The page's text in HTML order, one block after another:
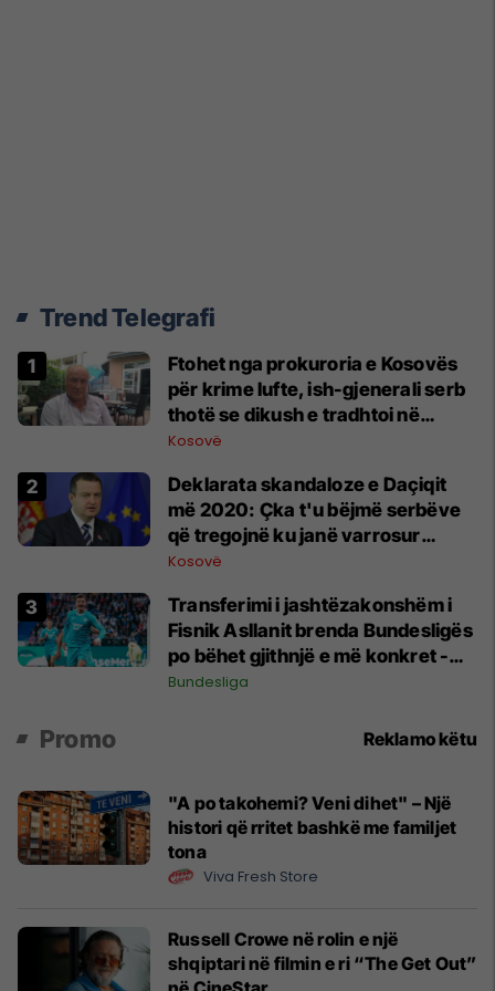
Trend Telegrafi
Ftohet nga prokuroria e Kosovës
për krime lufte, ish-gjenerali serb
thotë se dikush e tradhtoi në
Beograd
Kosovë
​Deklarata skandaloze e Daçiqit
më 2020: Çka t'u bëjmë serbëve
që tregojnë ku janë varrosur
shqiptarët në Serbi
Kosovë
Transferimi i jashtëzakonshëm i
Fisnik Asllanit brenda Bundesligës
po bëhet gjithnjë e më konkret -
detajet e fundit
Bundesliga
Promo Reklamo këtu
"A po takohemi? Veni dihet" – Një
histori që rritet bashkë me familjet
tona
Viva Fresh Store
Russell Crowe në rolin e një
shqiptari në filmin e ri “The Get Out”